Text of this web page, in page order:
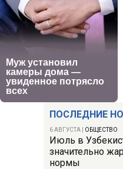
ПОСЛЕДНИЕ
6 АВГУСТА ОБЩЕСТВО
Июль в
значительно
нормы